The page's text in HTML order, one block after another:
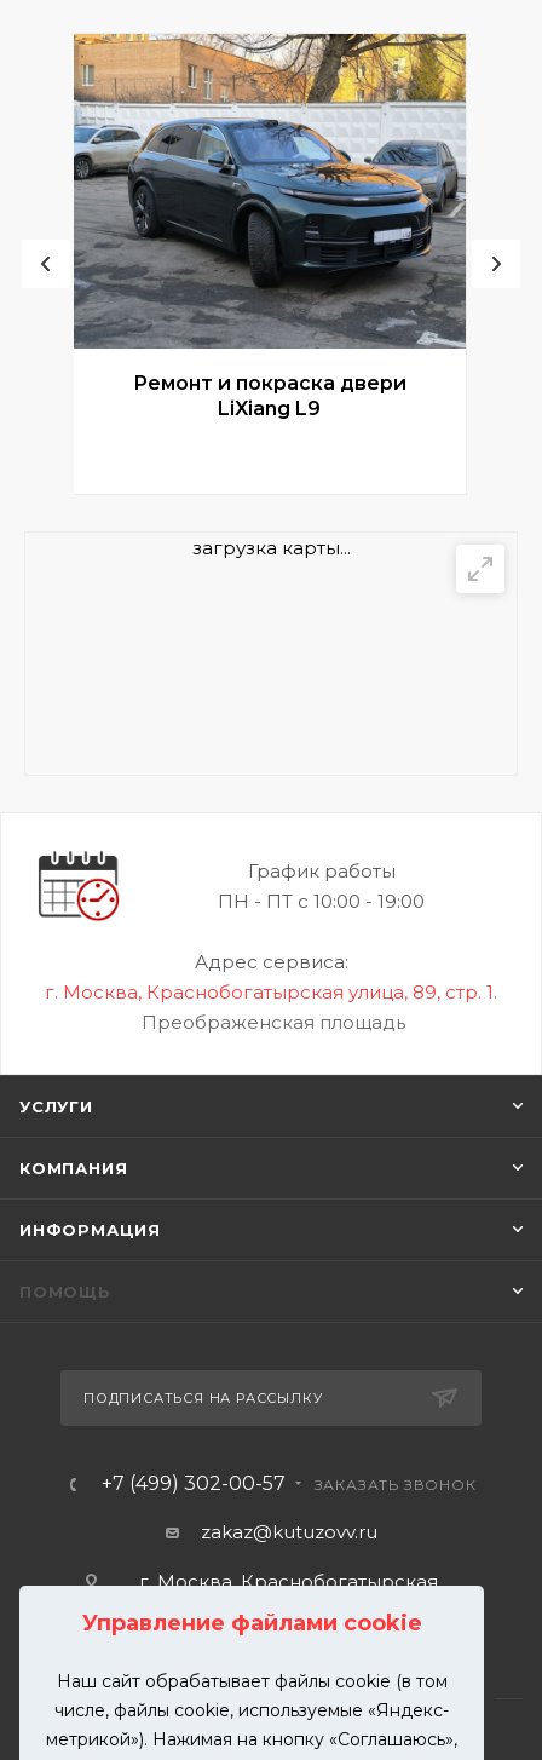
Управление файлами cookie
Наш сайт обрабатывает файлы cookie (в том
числе, файлы cookie, используемые «Яндекс-
метрикой»). Нажимая на кнопку «Соглашаюсь»,
Ремонт и покраска двери
LiXiang L9
загрузка карты...
График работы
ПН - ПТ с 10:00 - 19:00
Адрес сервиса:
г. Москва, Краснобогатырская улица, 89, стр. 1.
Преображенская площадь
УСЛУГИ
КОМПАНИЯ
ИНФОРМАЦИЯ
ПОМОЩЬ
ПОДПИСАТЬСЯ НА РАССЫЛКУ
+7 (499) 302-00-57 ЗАКАЗАТЬ ЗВОНОК
zakaz@kutuzovv.ru
г. Москва, Краснобогатырская